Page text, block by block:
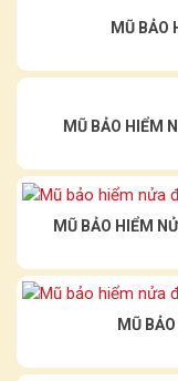
MŨ BẢO
MŨ BẢO HIỂM
MŨ BẢO HIỂM
MŨ